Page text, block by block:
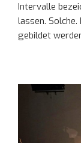
Intervalle
lassen.
gebildet